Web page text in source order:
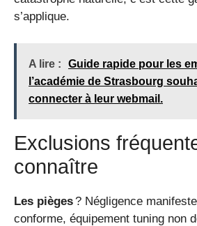
s’applique.
A lire :
Guide rapide pour les
l’académie de Strasbourg
connecter à leur webmail.
Exclusions
connaître
Les pièges ? Négligence
conforme, équipement tuning non